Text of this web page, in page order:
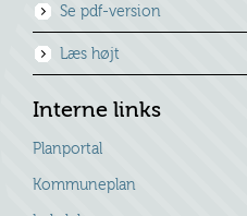
Se pdf-version
Læs højt
Interne links
Planportal
Kommuneplan